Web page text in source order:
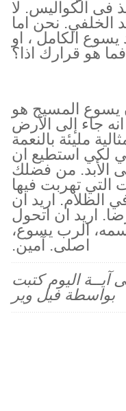
فى الكواليس. لا
الخلفي. نحن اما
يسوع الكامل ، او
هو قرارك اذا؟
يسوع المسيح هو
جاء إلى الأرض
مليئة بالنعمة
لكي استطيع ان
الأبد. من فضلك
التي تهربت فيها
الظلام. اريد ان
اريد ان اتحول
الرب يسوع،
اصلى. آمين.
آيــة اليوم كتبت
بواسطة فيل وير